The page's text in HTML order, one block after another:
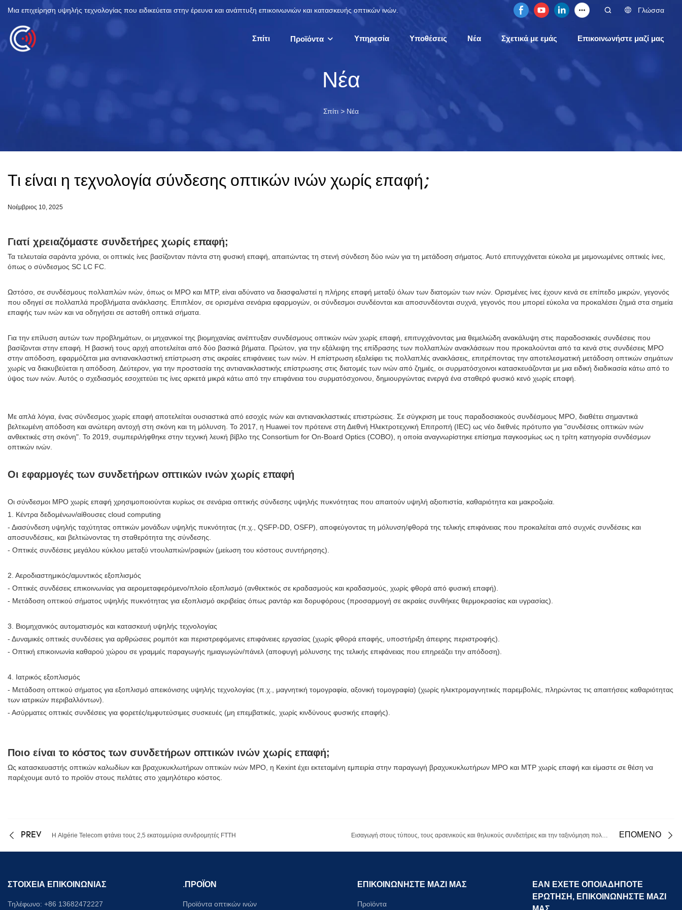
Μια επιχείρηση υψηλής τεχνολογίας που ειδικεύεται στην έρευνα και ανάπτυξη επικοινωνιών και κατασκευής οπτικών ινών. Γλώσσα
Σπίτι Προϊόντα Υπηρεσία Υποθέσεις Νέα Σχετικά με εμάς Επικοινωνήστε μαζί μας
Νέα
Σπίτι > Νέα
Τι είναι η τεχνολογία σύνδεσης οπτικών ινών χωρίς επαφή;
Νοέμβριος 10, 2025
Γιατί χρειαζόμαστε συνδετήρες χωρίς επαφή;
Τα τελευταία σαράντα χρόνια, οι οπτικές ίνες βασίζονταν πάντα στη φυσική επαφή, απαιτώντας τη στενή σύνδεση δύο ινών για τη μετάδοση σήματος. Αυτό επιτυγχάνεται εύκολα με μεμονωμένες οπτικές ίνες,
όπως ο σύνδεσμος SC LC FC.
Ωστόσο, σε συνδέσμους πολλαπλών ινών, όπως οι MPO και MTP, είναι αδύνατο να διασφαλιστεί η πλήρης επαφή μεταξύ όλων των διατομών των ινών. Ορισμένες ίνες έχουν κενά σε επίπεδο μικρών, γεγονός
που οδηγεί σε πολλαπλά προβλήματα ανάκλασης. Επιπλέον, σε ορισμένα σενάρια εφαρμογών, οι σύνδεσμοι συνδέονται και αποσυνδέονται συχνά, γεγονός που μπορεί εύκολα να προκαλέσει ζημιά στα σημεία
επαφής των ινών και να οδηγήσει σε ασταθή οπτικά σήματα.
Για την επίλυση αυτών των προβλημάτων, οι μηχανικοί της βιομηχανίας ανέπτυξαν συνδέσμους οπτικών ινών χωρίς επαφή, επιτυγχάνοντας μια θεμελιώδη ανακάλυψη στις παραδοσιακές συνδέσεις που
βασίζονται στην επαφή. Η βασική τους αρχή αποτελείται από δύο βασικά βήματα. Πρώτον, για την εξάλειψη της επίδρασης των πολλαπλών ανακλάσεων που προκαλούνται από τα κενά στις συνδέσεις MPO
στην απόδοση, εφαρμόζεται μια αντιανακλαστική επίστρωση στις ακραίες επιφάνειες των ινών. Η επίστρωση εξαλείφει τις πολλαπλές ανακλάσεις, επιτρέποντας την αποτελεσματική μετάδοση οπτικών σημάτων
χωρίς να διακυβεύεται η απόδοση. Δεύτερον, για την προστασία της αντιανακλαστικής επίστρωσης στις διατομές των ινών από ζημιές, οι συρματόσχοινοι κατασκευάζονται με μια ειδική διαδικασία κάτω από το
ύψος των ινών. Αυτός ο σχεδιασμός εσοχετεύει τις ίνες αρκετά μικρά κάτω από την επιφάνεια του συρματόσχοινου, δημιουργώντας ενεργά ένα σταθερό φυσικό κενό χωρίς επαφή.
Με απλά λόγια, ένας σύνδεσμος χωρίς επαφή αποτελείται ουσιαστικά από εσοχές ινών και αντιανακλαστικές επιστρώσεις. Σε σύγκριση με τους παραδοσιακούς συνδέσμους MPO, διαθέτει σημαντικά
βελτιωμένη απόδοση και ανώτερη αντοχή στη σκόνη και τη μόλυνση. Το 2017, η Huawei τον πρότεινε στη Διεθνή Ηλεκτροτεχνική Επιτροπή (IEC) ως νέο διεθνές πρότυπο για "συνδέσεις οπτικών ινών
ανθεκτικές στη σκόνη". Το 2019, συμπεριλήφθηκε στην τεχνική λευκή βίβλο της Consortium for On-Board Optics (COBO), η οποία αναγνωρίστηκε επίσημα παγκοσμίως ως η τρίτη κατηγορία συνδέσμων
οπτικών ινών.
Οι εφαρμογές των συνδετήρων οπτικών ινών χωρίς επαφή
Οι σύνδεσμοι MPO χωρίς επαφή χρησιμοποιούνται κυρίως σε σενάρια οπτικής σύνδεσης υψηλής πυκνότητας που απαιτούν υψηλή αξιοπιστία, καθαριότητα και μακροζωία.
1. Κέντρα δεδομένων/αίθουσες cloud computing
- Διασύνδεση υψηλής ταχύτητας οπτικών μονάδων υψηλής πυκνότητας (π.χ., QSFP-DD, OSFP), αποφεύγοντας τη μόλυνση/φθορά της τελικής επιφάνειας που προκαλείται από συχνές συνδέσεις και
αποσυνδέσεις, και βελτιώνοντας τη σταθερότητα της σύνδεσης.
- Οπτικές συνδέσεις μεγάλου κύκλου μεταξύ ντουλαπιών/ραφιών (μείωση του κόστους συντήρησης).
2. Αεροδιαστημικός/αμυντικός εξοπλισμός
- Οπτικές συνδέσεις επικοινωνίας για αερομεταφερόμενο/πλοίο εξοπλισμό (ανθεκτικός σε κραδασμούς και κραδασμούς, χωρίς φθορά από φυσική επαφή).
- Μετάδοση οπτικού σήματος υψηλής πυκνότητας για εξοπλισμό ακριβείας όπως ραντάρ και δορυφόρους (προσαρμογή σε ακραίες συνθήκες θερμοκρασίας και υγρασίας).
3. Βιομηχανικός αυτοματισμός και κατασκευή υψηλής τεχνολογίας
- Δυναμικές οπτικές συνδέσεις για αρθρώσεις ρομπότ και περιστρεφόμενες επιφάνειες εργασίας (χωρίς φθορά επαφής, υποστήριξη άπειρης περιστροφής).
- Οπτική επικοινωνία καθαρού χώρου σε γραμμές παραγωγής ημιαγωγών/πάνελ (αποφυγή μόλυνσης της τελικής επιφάνειας που επηρεάζει την απόδοση).
4. Ιατρικός εξοπλισμός
- Μετάδοση οπτικού σήματος για εξοπλισμό απεικόνισης υψηλής τεχνολογίας (π.χ., μαγνητική τομογραφία, αξονική τομογραφία) (χωρίς ηλεκτρομαγνητικές παρεμβολές, πληρώντας τις απαιτήσεις καθαριότητας
των ιατρικών περιβαλλόντων).
- Ασύρματες οπτικές συνδέσεις για φορετές/εμφυτεύσιμες συσκευές (μη επεμβατικές, χωρίς κινδύνους φυσικής επαφής).
Ποιο είναι το κόστος των συνδετήρων οπτικών ινών χωρίς επαφή;
Ως κατασκευαστής οπτικών καλωδίων και βραχυκυκλωτήρων οπτικών ινών MPO, η Kexint έχει εκτεταμένη εμπειρία στην παραγωγή βραχυκυκλωτήρων MPO και MTP χωρίς επαφή και είμαστε σε θέση να
παρέχουμε αυτό το προϊόν στους πελάτες στο χαμηλότερο κόστος.
PREV Η Algérie Telecom φτάνει τους 2,5 εκατομμύρια συνδρομητές FTTH ΕΠΟΜΕΝΟ
ΣΤΟΙΧΕΙΑ ΕΠΙΚΟΙΝΩΝΙΑΣ
Τηλέφωνο: +86 13682472227
.ΠΡΟΪΟΝ
Προϊόντα οπτικών ινών
ΕΠΙΚΟΙΝΩΝΗΣΤΕ ΜΑΖΙ ΜΑΣ
Προϊόντα
ΕΑΝ ΕΧΕΤΕ ΟΠΟΙΑΔΗΠΟΤΕ
ΕΡΩΤΗΣΗ, ΕΠΙΚΟΙΝΩΝΗΣΤΕ ΜΑΖΙ